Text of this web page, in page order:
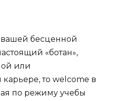
вашей бесценной
«ботан»,
или
то welcome в
по режиму учебы